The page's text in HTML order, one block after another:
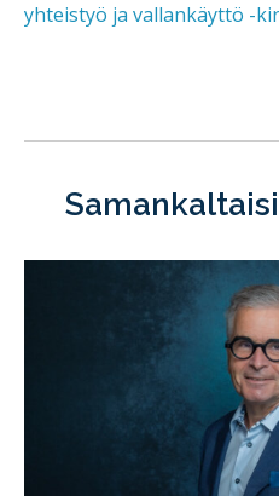
yhteistyö ja vallankäyttö -